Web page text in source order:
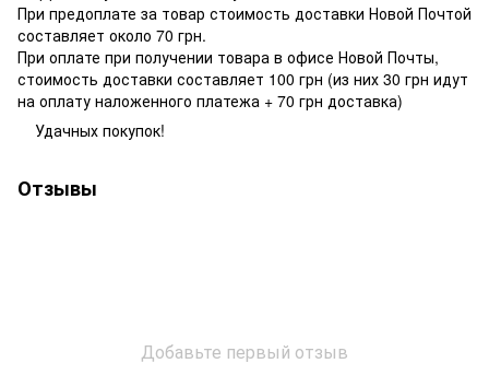
При предоплате за товар стоимость доставки Новой Почтой
составляет около 70 грн.
При оплате при получении товара в офисе Новой Почты,
стоимость доставки составляет 100 грн (из них 30 грн идут
на оплату наложенного платежа + 70 грн доставка)
Удачных покупок!
Отзывы
Добавьте первый отзыв